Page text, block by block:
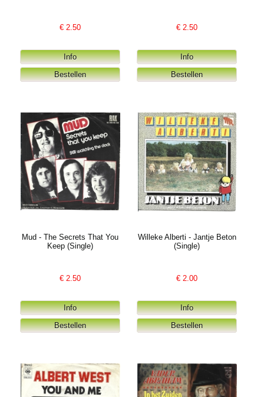
€ 2.50 € 2.50
Mud - The Secrets That You
Keep (Single)
€ 2.50
Willeke Alberti - Jantje Beton
(Single)
€ 2.00